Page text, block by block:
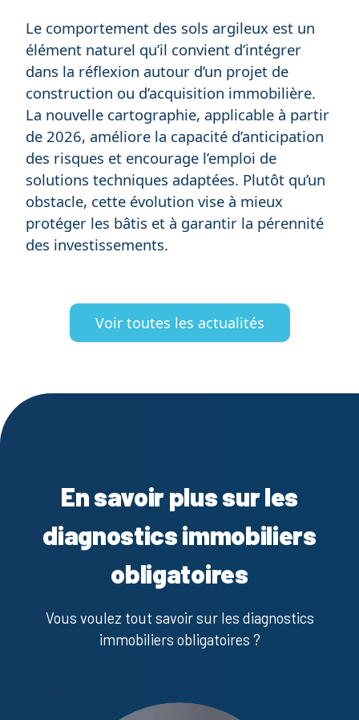
Le comportement des sols argileux est un
élément naturel qu’il convient d’intégrer
dans la réflexion autour d’un projet de
construction ou d’acquisition immobilière.
La nouvelle cartographie, applicable à partir
de 2026, améliore la capacité d’anticipation
des risques et encourage l’emploi de
solutions techniques adaptées. Plutôt qu’un
obstacle, cette évolution vise à mieux
protéger les bâtis et à garantir la pérennité
des investissements.
Voir toutes les actualités
En savoir plus sur les
diagnostics immobiliers
obligatoires
Vous voulez tout savoir sur les diagnostics
immobiliers obligatoires ?